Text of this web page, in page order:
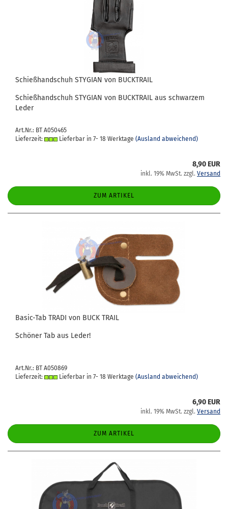
Schieß­hand­schuh STY­GI­AN von BUCK­TRAIL
Schieß­hand­schuh STY­GI­AN von BUCK­TRAIL aus schwar­zem
Leder
Art.Nr.: BT A050465
Lieferzeit:
Lieferbar in 7- 18 Werktage (Ausland abweichend)
8,90 EUR
inkl. 19% MwSt. zzgl. Versand
ZUM ARTIKEL
Basic-​​Tab TRADI von BUCK TRAIL
Schö­ner Tab aus Leder!
Art.Nr.: BT A050869
Lieferzeit:
Lieferbar in 7- 18 Werktage (Ausland abweichend)
6,90 EUR
inkl. 19% MwSt. zzgl. Versand
ZUM ARTIKEL